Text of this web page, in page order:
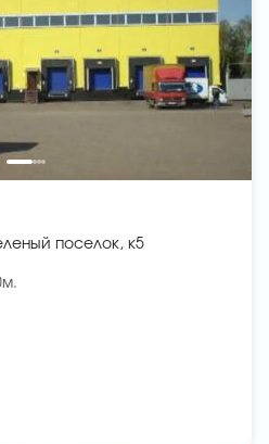
поселок, к5